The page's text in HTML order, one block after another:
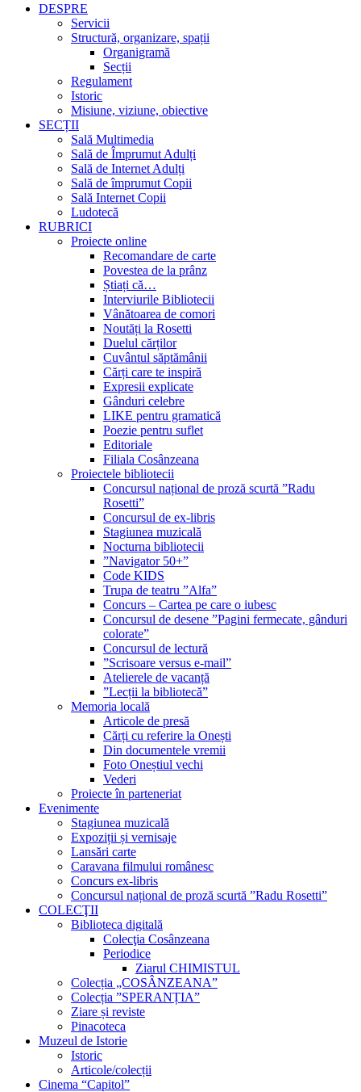
DESPRE
Servicii
Structură, organizare, spații
Organigramă
Secții
Regulament
Istoric
Misiune, viziune, obiective
SECȚII
Sală Multimedia
Sală de Împrumut Adulți
Sală de Internet Adulți
Sală de împrumut Copii
Sală Internet Copii
Ludotecă
RUBRICI
Proiecte online
Recomandare de carte
Povestea de la prânz
Știați că…
Interviurile Bibliotecii
Vânătoarea de comori
Noutăți la Rosetti
Duelul cărților
Cuvântul săptămânii
Cărți care te inspiră
Expresii explicate
Gânduri celebre
LIKE pentru gramatică
Poezie pentru suflet
Editoriale
Filiala Cosânzeana
Proiectele bibliotecii
Concursul național de proză scurtă ”Radu
Rosetti”
Concursul de ex-libris
Stagiunea muzicală
Nocturna bibliotecii
”Navigator 50+”
Code KIDS
Trupa de teatru ”Alfa”
Concurs – Cartea pe care o iubesc
Concursul de desene ”Pagini fermecate, gânduri
colorate”
Concursul de lectură
”Scrisoare versus e-mail”
Atelierele de vacanță
”Lecții la bibliotecă”
Memoria locală
Articole de presă
Cărți cu referire la Onești
Din documentele vremii
Foto Oneștiul vechi
Vederi
Proiecte în parteneriat
Evenimente
Stagiunea muzicală
Expoziții și vernisaje
Lansări carte
Caravana filmului românesc
Concurs ex-libris
Concursul național de proză scurtă ”Radu Rosetti”
COLECŢII
Biblioteca digitală
Colecţia Cosânzeana
Periodice
Ziarul CHIMISTUL
Colecția „COSÂNZEANA”
Colecția ”SPERANȚIA”
Ziare și reviste
Pinacoteca
Muzeul de Istorie
Istoric
Articole/colecții
Cinema “Capitol”